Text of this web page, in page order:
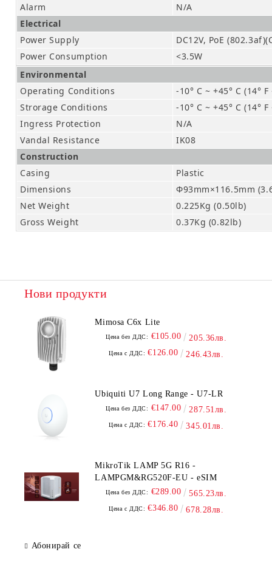
Alarm
N/A
Electrical
Power Supply
DC12V, PoE
Power Consumption
<3.5W
Environmental
Operating Conditions
-10° C ~ +45° C (14°
Strorage Conditions
-10° C ~ +45° C (14°
Ingress Protection
N/A
Vandal Resistance
IK08
Construction
Casing
Plastic
Dimensions
Φ93mm×116.5mm
Net Weight
0.225Kg (0.50lb)
Gross Weight
0.37Kg (0.82lb)
Нови продукти
Mimosa C6x Lite
Цена без ДДС: €105.00 205.36лв.
Цена с ДДС: €126.00 246.43лв.
Ubiquiti U7 Long Range - U7-LR
Цена без ДДС: €147.00 287.51лв.
Цена с ДДС: €176.40 345.01лв.
MikroTik LAMP 5G R16 -
LAMPGM&RG520F-EU - eSIM
Цена без ДДС: €289.00 565.23лв.
Цена с ДДС: €346.80 678.28лв.
Абонирай се